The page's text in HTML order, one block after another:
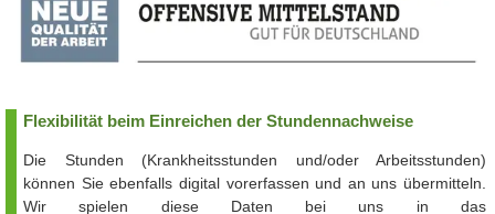
Flexibilität beim Einreichen der Stundennachweise
Die Stunden (Krankheitsstunden und/oder Arbeitsstunden)
können Sie ebenfalls digital vorerfassen und an uns übermitteln.
Wir spielen diese Daten bei uns in das